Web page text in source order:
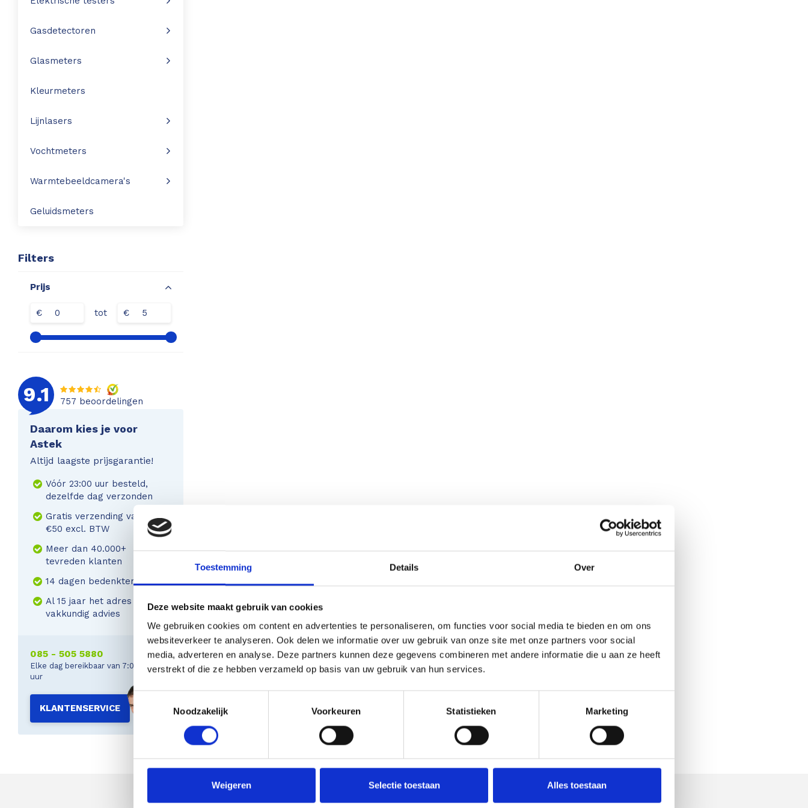
Toestemming Details Over
Deze website maakt gebruik van cookies
We gebruiken cookies om content en advertenties te personaliseren, om functies voor social media te bieden en om ons
websiteverkeer te analyseren. Ook delen we informatie over uw gebruik van onze site met onze partners voor social
media, adverteren en analyse. Deze partners kunnen deze gegevens combineren met andere informatie die u aan ze heeft
verstrekt of die ze hebben verzameld op basis van uw gebruik van hun services.
Toestemmingsselectie
Noodzakelijk
Voorkeuren Statistieken Marketing
Weigeren Selectie toestaan Alles toestaan
Gasdetectoren
Glasmeters
Kleurmeters
Lijnlasers
Vochtmeters
Warmtebeeldcamera's
Geluidsmeters
Filters
Prijs
€ tot €
9.1 757 beoordelingen
Daarom kies je voor
Astek
Altijd laagste prijsgarantie!
Vóór 23:00 uur besteld,
dezelfde dag verzonden
Gratis verzending vanaf
€50 excl. BTW
Meer dan 40.000+
tevreden klanten
14 dagen bedenktermijn
Al 15 jaar het adres voor
vakkundig advies
085 - 505 5880
Elke dag bereikbaar van 7:00 tot 22:00
uur
KLANTENSERVICE